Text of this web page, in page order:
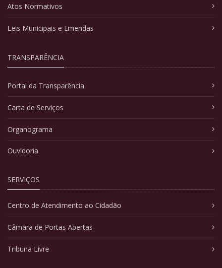
Atos Normativos
Leis Municipais e Emendas
TRANSPARÊNCIA
Portal da Transparência
Carta de Serviços
Organograma
Ouvidoria
SERVIÇOS
Centro de Atendimento ao Cidadão
Câmara de Portas Abertas
Tribuna Livre